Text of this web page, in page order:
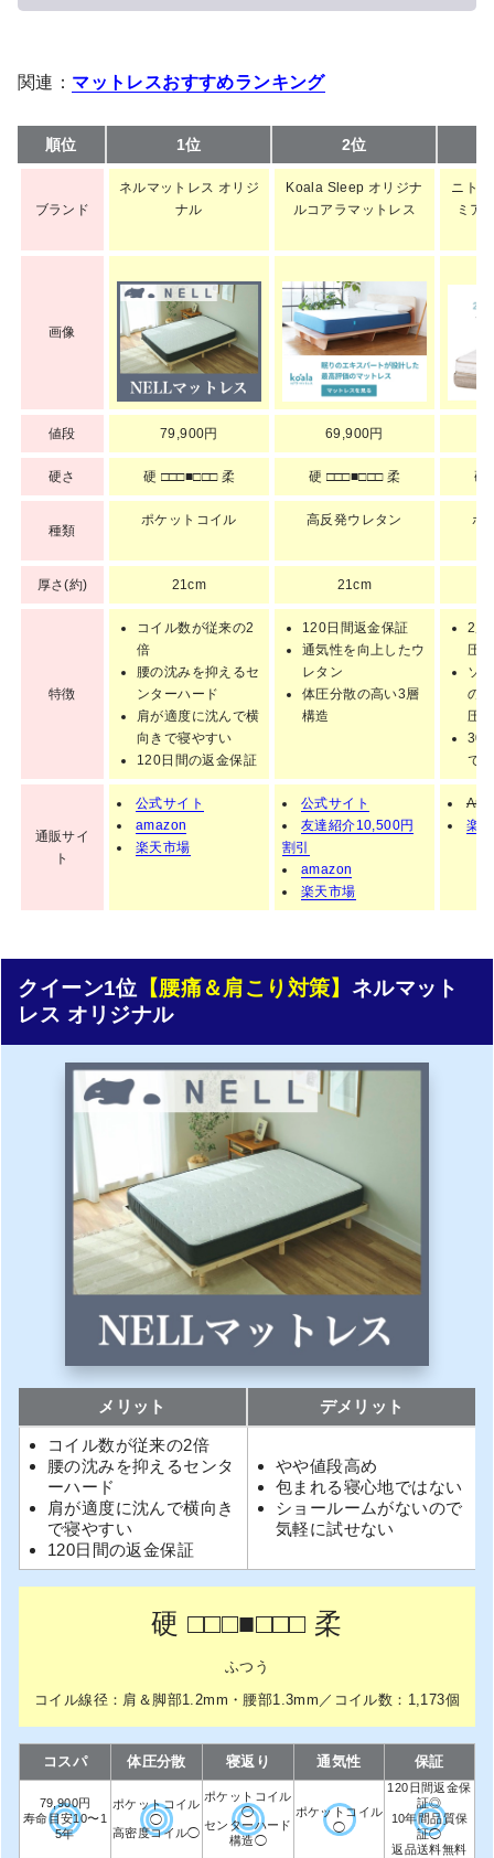
関連： マットレスおすすめランキング
順位 1位 2位
ブランド
ネルマットレス オリジ
ナル
Koala Sleep オリジナ
ルコアラマットレス
ニト
ミア
画像
値段 79,900円 69,900円
硬さ 硬 □□□■□□□ 柔 硬 □□□■□□□ 柔 硬
種類
ポケットコイル 高反発ウレタン ポ
厚さ(約) 21cm 21cm
特徴
コイル数が従来の2
倍
腰の沈みを抑えるセ
ンターハード
肩が適度に沈んで横
向きで寝やすい
120日間の返金保証
120日間返金保証
通気性を向上したウ
レタン
体圧分散の高い3層
構造
2層
圧
ソ
の
圧
30
で
通販サイ
ト
公式サイト
amazon
楽天市場
公式サイト
友達紹介10,500円
割引
amazon
楽天市場
楽
クイーン1位 【腰痛＆肩こり対策】 ネルマット
レス オリジナル
メリット デメリット
コイル数が従来の2倍
腰の沈みを抑えるセンタ
ーハード
肩が適度に沈んで横向き
で寝やすい
120日間の返金保証
やや値段高め
包まれる寝心地ではない
ショールームがないので
気軽に試せない
硬 □□□■□□□ 柔
ふつう
コイル線径：肩＆脚部1.2mm・腰部1.3mm／コイル数：1,173個
コスパ 体圧分散 寝返り 通気性 保証
79,900円
寿命目安10〜1
5年
ポケットコイル
◯
高密度コイル◯
ポケットコイル
◯
センターハード
構造◯
ポケットコイル
◯
120日間返金保
証◎
10年間品質保
証◯
返品送料無料